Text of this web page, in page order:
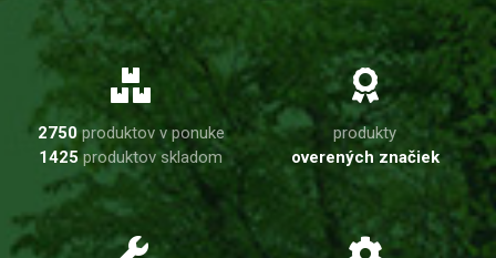
2750produktov v ponuke
1425produktov skladom
produkty
overených značiek